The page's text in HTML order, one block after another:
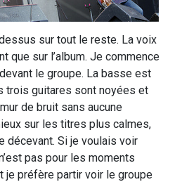
sur tout le reste. La voix
que sur l’album. Je commence
le groupe. La basse est
trois guitares sont noyées et
de bruit sans aucune
sur les titres plus calmes,
décevant. Si je voulais voir
pas pour les moments
je préfère partir voir le groupe